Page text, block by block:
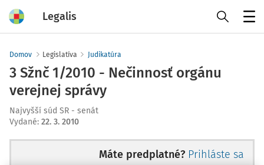
Legalis
Domov Legislatíva Judikatúra
3 Sžnč 1/2010 - Nečinnosť orgánu
verejnej správy
Najvyšší súd SR - senát
Vydané: 22. 3. 2010
Máte predplatné? Prihláste sa